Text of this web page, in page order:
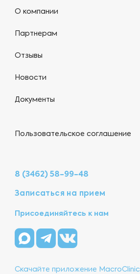
О компании
Партнерам
Отзывы
Новости
Документы
Пользовательское соглашение
8 (3462) 58-99-48
Записаться на прием
Присоединяйтесь к нам
Скачайте приложение MacroClinic